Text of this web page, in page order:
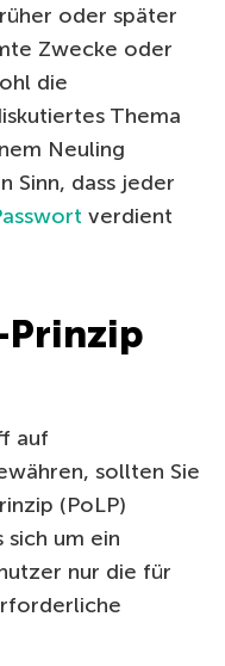
oder später
Zwecke oder
die
Thema
Neuling
Sinn, dass jeder
verdient
Prinzip
auf
sollten Sie
(PoLP)
um ein
nur die für